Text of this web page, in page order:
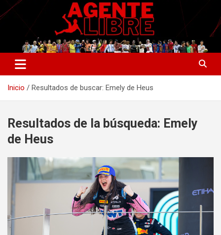
Saltar
al
Agente Libre Digital
La nueva generación del periodismo deportivo.
Inicio Resultados de buscar: Emely de Heus
Resultados de la búsqueda: Emely
de Heus